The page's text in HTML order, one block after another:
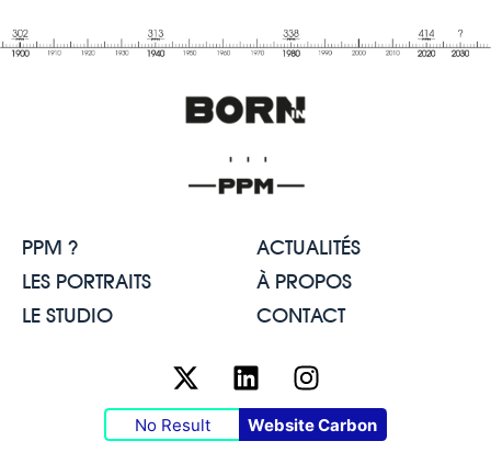
PPM ?
LES PORTRAITS
LE STUDIO
ACTUALITÉS
À PROPOS
CONTACT
No Result Website Carbon